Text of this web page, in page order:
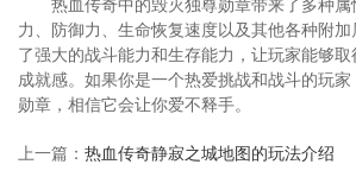
热血传奇中的毁灭独尊勋章带来了多种
力、防御力、生命恢复速度以及其他各种附
了强大的战斗能力和生存能力，让玩家能够
成就感。如果你是一个热爱挑战和战斗的玩
勋章，相信它会让你爱不释手。
上一篇： 热血传奇静寂之城地图的玩法介绍